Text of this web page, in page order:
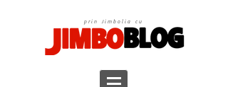
prin Jimbolia cu